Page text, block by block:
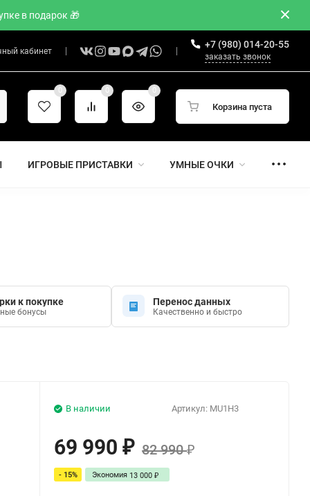
в подарок 🎁
кабинет
+7 (980) 014-20-55
заказать звонок
0 0 0
Корзина пуста
ИГРОВЫЕ ПРИСТАВКИ УМНЫЕ ОЧКИ
к покупке
бонусы
Перенос данных
Качественно и быстро
Артикул: MU1H3
В наличии
69 990₽ 82 990₽
- 15% Экономия 13 000₽